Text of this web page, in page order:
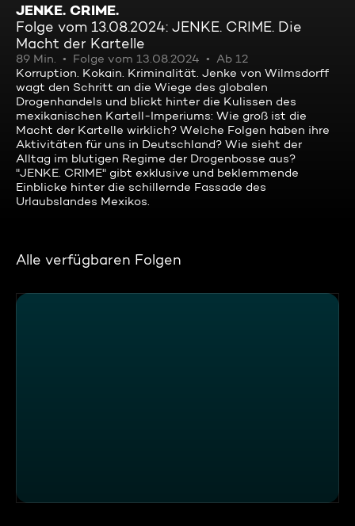
JENKE. CRIME.
Folge vom 13.08.2024: JENKE. CRIME. Die
Macht der Kartelle
89 Min. Folge vom 13.08.2024
Ab 12
Korruption. Kokain. Kriminalität. Jenke von Wilmsdorff
wagt den Schritt an die Wiege des globalen
Drogenhandels und blickt hinter die Kulissen des
mexikanischen Kartell-Imperiums: Wie groß ist die
Macht der Kartelle wirklich? Welche Folgen haben ihre
Aktivitäten für uns in Deutschland? Wie sieht der
Alltag im blutigen Regime der Drogenbosse aus?
"JENKE. CRIME" gibt exklusive und beklemmende
Einblicke hinter die schillernde Fassade des
Urlaubslandes Mexikos.
Alle verfügbaren Folgen